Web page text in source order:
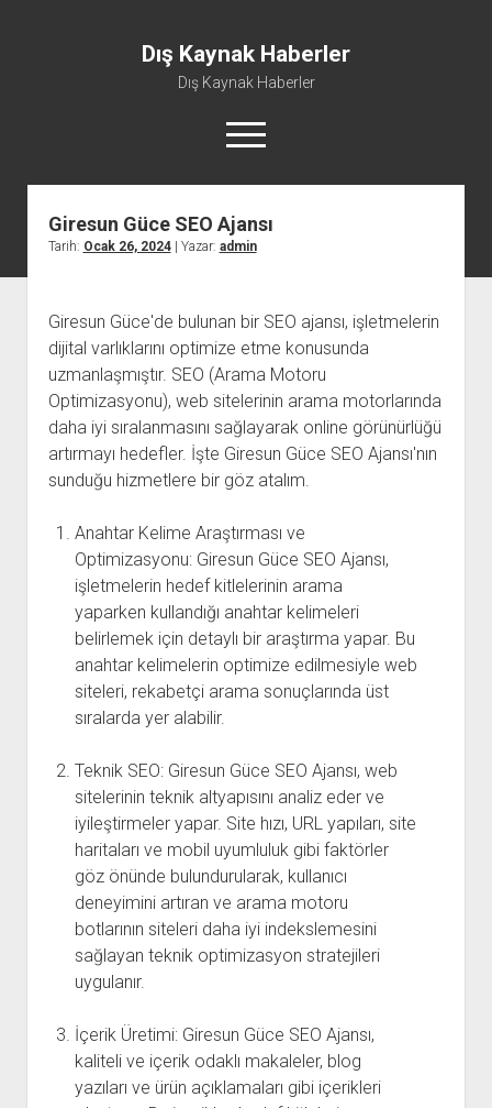
Dış Kaynak Haberler
Dış Kaynak Haberler
menüyü
aç
Facebook Beğeni Arttırma Hilesi
Liste
Sayfa Listesi
Giresun Güce SEO Ajansı
Tarih: Ocak 26, 2024| Yazar: admin
Giresun Güce'de bulunan bir SEO ajansı, işletmelerin
dijital varlıklarını optimize etme konusunda
uzmanlaşmıştır. SEO (Arama Motoru
Optimizasyonu), web sitelerinin arama motorlarında
daha iyi sıralanmasını sağlayarak online görünürlüğü
artırmayı hedefler. İşte Giresun Güce SEO Ajansı'nın
sunduğu hizmetlere bir göz atalım.
Anahtar Kelime Araştırması ve
Optimizasyonu: Giresun Güce SEO Ajansı,
işletmelerin hedef kitlelerinin arama
yaparken kullandığı anahtar kelimeleri
belirlemek için detaylı bir araştırma yapar. Bu
anahtar kelimelerin optimize edilmesiyle web
siteleri, rekabetçi arama sonuçlarında üst
sıralarda yer alabilir.
Teknik SEO: Giresun Güce SEO Ajansı, web
sitelerinin teknik altyapısını analiz eder ve
iyileştirmeler yapar. Site hızı, URL yapıları, site
haritaları ve mobil uyumluluk gibi faktörler
göz önünde bulundurularak, kullanıcı
deneyimini artıran ve arama motoru
botlarının siteleri daha iyi indekslemesini
sağlayan teknik optimizasyon stratejileri
uygulanır.
İçerik Üretimi: Giresun Güce SEO Ajansı,
kaliteli ve içerik odaklı makaleler, blog
yazıları ve ürün açıklamaları gibi içerikleri